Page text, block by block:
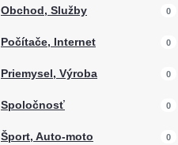
Obchod, Služby 0
Počítače, Internet 0
Priemysel, Výroba 0
Spoločnosť 0
Šport, Auto-moto 0